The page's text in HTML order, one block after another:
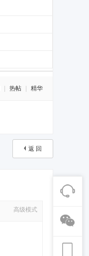
热帖 精华
返 回
高级模式